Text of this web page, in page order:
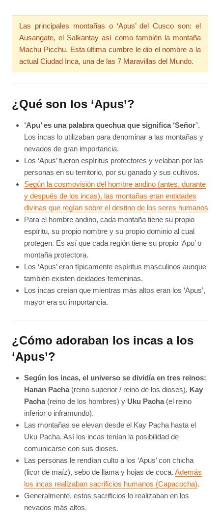
Las principales montañas o ‘Apus’ del Cusco son: el
Ausangate, el Salkantay así como también la montaña
Machu Picchu. Esta última cumbre le dio el nombre a la
actual Ciudad Inca, una de las 7 Maravillas del Mundo.
¿Qué son los ‘Apus’?
‘Apu’ es una palabra quechua que significa ‘Señor’.
Los incas lo utilizaban para denominar a las montañas y
nevados de gran importancia.
Los ‘Apus’ fueron espíritus protectores y velaban por las
personas en su territorio, por su ganado y sus cultivos.
Según la cosmovisión del hombre andino (antes, durante
y después de los incas), las montañas eran entidades
divinas que regían sobre el destino de los seres humanos
Para el hombre andino, cada montaña tiene su propio
espíritu, su propio nombre y su propio dominio al cual
protegen. Es así que cada región tiene su propio ‘Apu’ o
montaña protectora.
Los ‘Apus’ eran típicamente espíritus masculinos aunque
también existen deidades femeninas.
Los incas creían que mientras más altos eran los ‘Apus’,
mayor era su importancia.
¿Cómo adoraban los incas a los
‘Apus’?
Según los incas, el universo se dividía en tres reinos:
Hanan Pacha(reino superior / reino de los dioses), Kay
Pacha(reino de los hombres) y Uku Pacha(el reino
inferior o inframundo).
Las montañas se elevan desde el Kay Pacha hasta el
Uku Pacha. Así los incas tenían la posibilidad de
comunicarse con sus dioses.
Las personas le rendían culto a los ‘Apus’ con chicha
(licor de maíz), sebo de llama y hojas de coca. Además
los incas realizaban sacrificios humanos (Capacocha).
Generalmente, estos sacrificios lo realizaban en los
nevados más altos.